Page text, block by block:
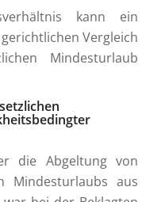
kann ein
Vergleich
Mindesturlaub
die Abgeltung von
Mindesturlaubs aus